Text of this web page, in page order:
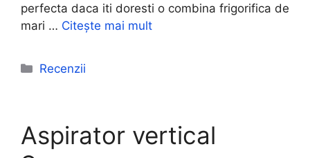
perfecta daca iti doresti o combina frigorifica de
mari … Citește mai mult
Categorii
Recenzii
Aspirator vertical